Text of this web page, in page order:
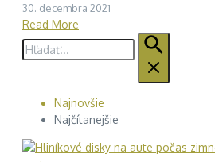
30. decembra 2021
Read More
Hľadať:
Najnovšie
Najčítanejšie